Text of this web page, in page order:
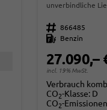
unverbindliche
Fahrzeugnr. 866485
Kraftstoff
Benzin
27.090,–
incl. 19% MwSt.
Verbrauch
CO2-Klasse: D
CO2-